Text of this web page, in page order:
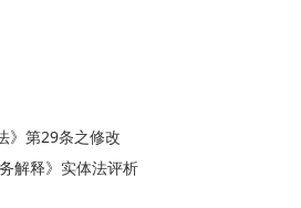
》第29条之修改
解释》实体法评析